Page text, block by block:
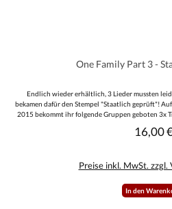
One Family Part 3 -
Endlich wieder erhältlich, 3 Lieder mussten
bekamen dafür den Stempel "Staatlich geprüft"!
2015 bekommt ihr folgende Gruppen geboten 3x
Ausfälle und nun
16,00
Preise inkl. MwSt. zzgl.
In den